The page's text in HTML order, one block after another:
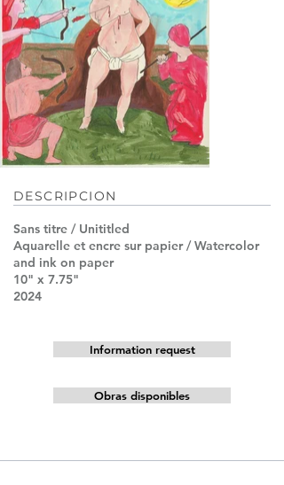
DESCRIPCION
Sans titre / Unititled
Aquarelle et encre sur papier / Watercolor
and ink on paper
10" x 7.75"
2024
Information request
Obras disponibles